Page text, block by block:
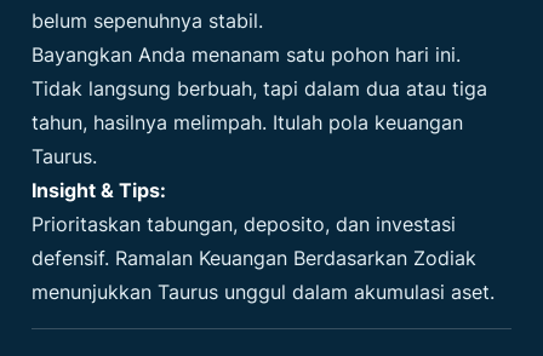
belum sepenuhnya stabil.
Bayangkan Anda menanam satu pohon hari ini.
Tidak langsung berbuah, tapi dalam dua atau tiga
tahun, hasilnya melimpah. Itulah pola keuangan
Taurus.
Insight & Tips:
Prioritaskan tabungan, deposito, dan investasi
defensif. Ramalan Keuangan Berdasarkan Zodiak
menunjukkan Taurus unggul dalam akumulasi aset.